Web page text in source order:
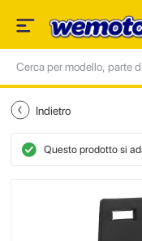
Indietro
Questo prodotto si